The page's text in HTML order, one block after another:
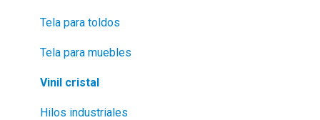
Generadores
Pruebas de hermeticidad
Tela para toldos
Tela para muebles
Vinil cristal
Hilos industriales